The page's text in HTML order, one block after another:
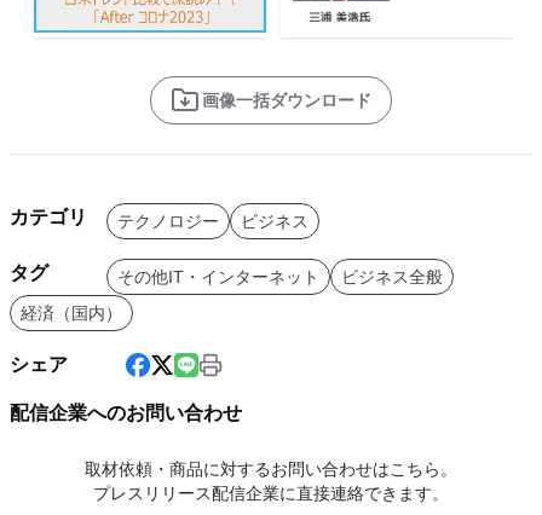
画像一括ダウンロード
カテゴリ テクノロジー ビジネス
タグ その他IT・インターネット
ビジネス全般
経済（国内）
シェア
配信企業へのお問い合わせ
取材依頼・商品に対するお問い合わせはこちら。
プレスリリース配信企業に直接連絡できます。